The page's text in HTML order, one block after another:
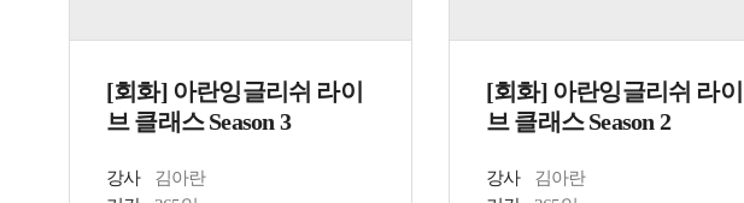
[회화] 아란잉글리쉬 라이
브 클래스 Season 3
강사
김아란
[회화] 아란잉글리쉬 라이
브 클래스 Season 2
강사
김아란